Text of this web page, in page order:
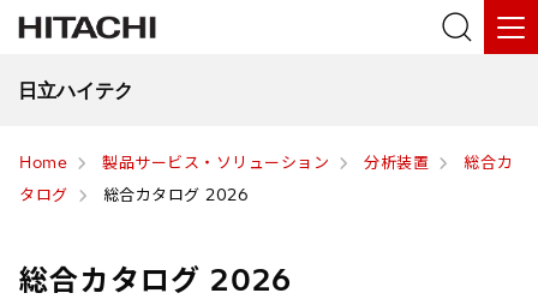
日立ハイテク
Home 製品サービス・ソリューション 分析装置
総合カ
タログ
総合カタログ 2026
総合カタログ 2026